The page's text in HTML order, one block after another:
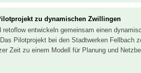
zu dynamischen Zwillingen
retoflow entwickeln gemeinsam einen
Pilotprojekt bei den Stadtwerken Fellbach
Zeit zu einem Modell für Planung und